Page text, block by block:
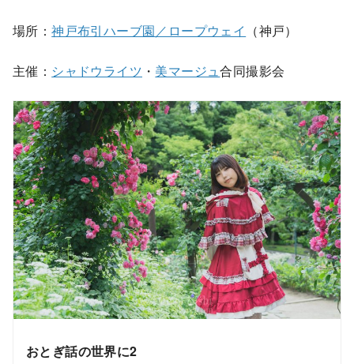
場所：神戸布引ハーブ園／ロープウェイ （神戸）
主催： シャドウライツ ・ 美マージュ合同撮影会
おとぎ話の世界に2